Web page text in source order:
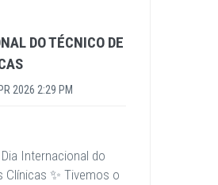
DO TÉCNICO DE
2026 2:29 PM
Internacional do
Clínicas ✨ Tivemos o